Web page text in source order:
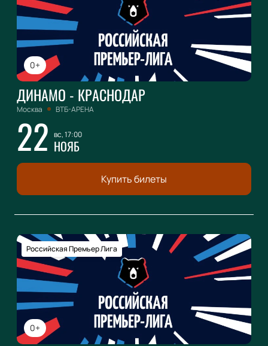
0+
ДИНАМО - КРАСНОДАР
Москва ВТБ-АРЕНА
22 вс, 17:00
НОЯБ
Купить билеты
0+
Российская Премьер Лига